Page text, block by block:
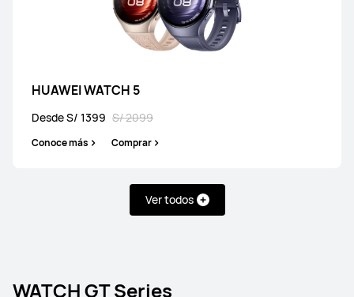
HUAWEI WATCH 5
Desde S/ 1399 S/ 2099
Conoce más Comprar
Ver todos
WATCH GT Series